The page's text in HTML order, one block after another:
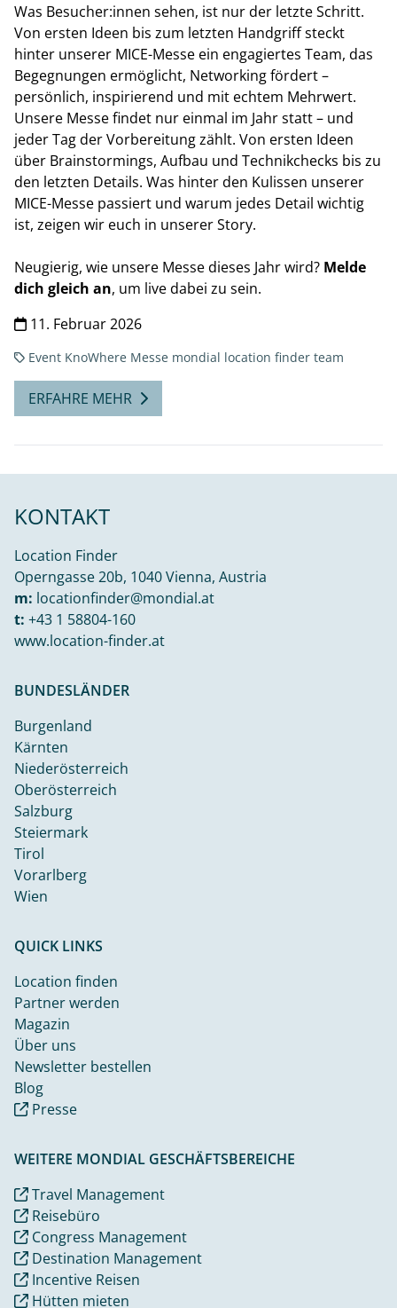
Was Besucher:innen sehen, ist nur der letzte Schritt.
Von ersten Ideen bis zum letzten Handgriff steckt
hinter unserer MICE-Messe ein engagiertes Team, das
Begegnungen ermöglicht, Networking fördert –
persönlich, inspirierend und mit echtem Mehrwert.
Unsere Messe findet nur einmal im Jahr statt – und
jeder Tag der Vorbereitung zählt. Von ersten Ideen
über Brainstormings, Aufbau und Technikchecks bis zu
den letzten Details. Was hinter den Kulissen unserer
MICE-Messe passiert und warum jedes Detail wichtig
ist, zeigen wir euch in unserer Story.
Neugierig, wie unsere Messe dieses Jahr wird? Melde
dich gleich an, um live dabei zu sein.
11. Februar 2026
Event KnoWhere Messe mondial location finder team
ERFAHRE MEHR
KONTAKT
Location Finder
Operngasse 20b, 1040 Vienna, Austria
m: locationfinder@mondial.at
t: +43 1 58804-160
www.location-finder.at
BUNDESLÄNDER
Burgenland
Kärnten
Niederösterreich
Oberösterreich
Salzburg
Steiermark
Tirol
Vorarlberg
Wien
QUICK LINKS
Location finden
Partner werden
Magazin
Über uns
Newsletter bestellen
Blog
Presse
WEITERE MONDIAL GESCHÄFTSBEREICHE
Travel Management
Reisebüro
Congress Management
Destination Management
Incentive Reisen
Hütten mieten